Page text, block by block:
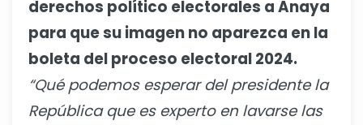
derechos político electorales a Anaya
para que su imagen no aparezca en la
boleta del proceso electoral 2024.
“Qué podemos esperar del presidente la
República que es experto en lavarse las